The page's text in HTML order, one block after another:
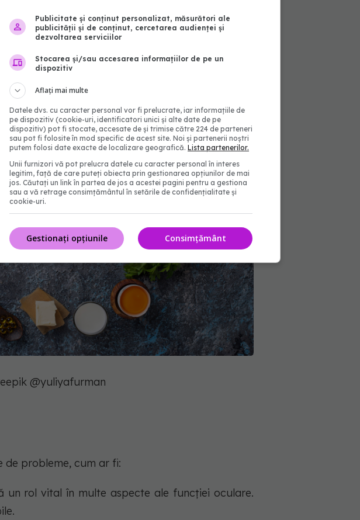
cauze, simptome și tratamente.
sănătății
@yuliyafurman
de probleme, cum ar fi:
un rol vital în multe aspecte ale funcției oculare.
Publicitate și conținut personalizat, măsurători ale
publicității și de conținut, cercetarea audienței și
dezvoltarea serviciilor
Stocarea și/sau accesarea informațiilor de pe un
dispozitiv
Aflați mai multe
Datele dvs. cu caracter personal vor fi prelucrate, iar informațiile de
pe dispozitiv (cookie-uri, identificatori unici și alte date de pe
dispozitiv) pot fi stocate, accesate de și trimise către 224 de parteneri
sau pot fi folosite în mod specific de acest site. Noi și partenerii noștri
putem folosi date exacte de localizare geografică. Lista partenerilor.
Unii furnizori vă pot prelucra datele cu caracter personal în interes
legitim, față de care puteți obiecta prin gestionarea opțiunilor de mai
jos. Căutați un link în partea de jos a acestei pagini pentru a gestiona
sau a vă retrage consimțământul în setările de confidențialitate și
cookie-uri.
Consimțământ
Gestionați opțiunile